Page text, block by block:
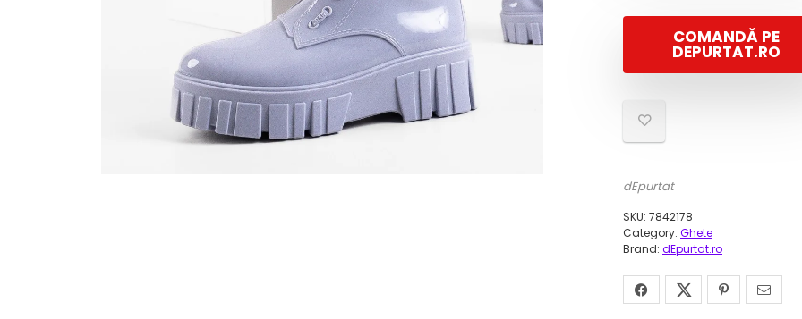
COMANDĂ PE
DEPURTAT.RO
dEpurtat
SKU: 7842178
Category: Ghete
Brand: dEpurtat.ro